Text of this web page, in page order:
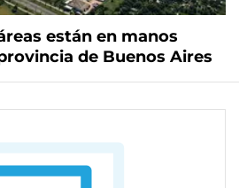
están en manos
de Buenos Aires